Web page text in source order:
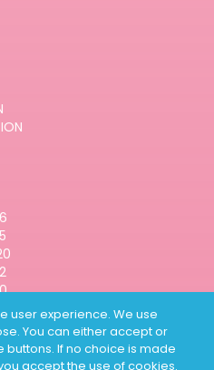
user experience. We use
You can either accept or
buttons. If no choice is made
accept the use of cookies.